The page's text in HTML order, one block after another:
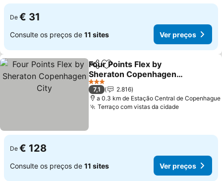
De € 31
Consulte os preços de 11 sites Ver preços
PartilharAdicionar aos favoritos
Four Points Flex by
Sheraton Copenhagen
City
Ver preços
3 Estrelas
7,1
2.816
a 0.3 km de Estação Central de Copenhague
Terraço com vistas da cidadeVer preços
De € 128
Consulte os preços de 11 sites Ver preços